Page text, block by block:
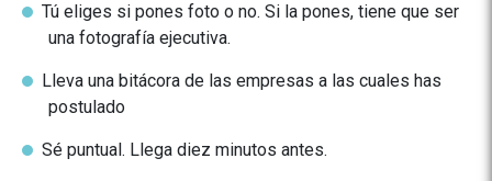
Tú eliges si pones foto o no. Si la pones, tiene que ser
una fotografía ejecutiva.
Lleva una bitácora de las empresas a las cuales has
postulado
Sé puntual. Llega diez minutos antes.